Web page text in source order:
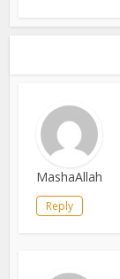
MashaAllah
Reply